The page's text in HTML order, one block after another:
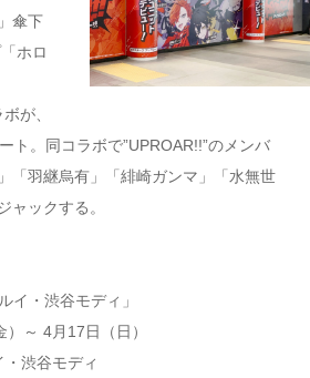
傘下
ホロ
が、
ト。同コラボで”UPROAR!!”のメンバ
「羽継烏有」「緋崎ガンマ」「水無世
ャックする。
イ・渋谷モディ」
～ 4月17日（日）
渋谷モディ